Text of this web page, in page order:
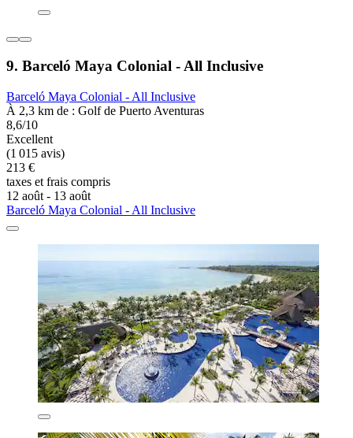
9. Barceló Maya Colonial - All Inclusive
Barceló Maya Colonial - All Inclusive
À 2,3 km de : Golf de Puerto Aventuras
8,6/10
Excellent
(1 015 avis)
213 €
taxes et frais compris
12 août - 13 août
Barceló Maya Colonial - All Inclusive